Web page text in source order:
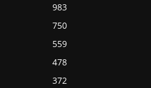
983
750
559
478
372